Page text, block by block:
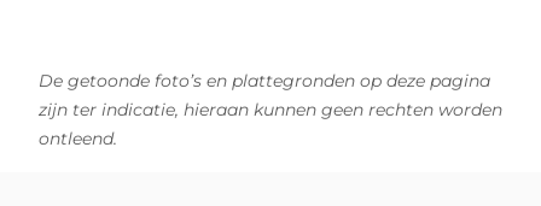
De getoonde foto’s en plattegronden op deze pagina
zijn ter indicatie, hieraan kunnen geen rechten worden
ontleend.